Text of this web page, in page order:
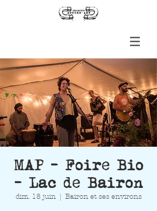
MAP - Foire Bio
- Lac de Bairon
dim. 18 juin
  |
Bairon et ses environs